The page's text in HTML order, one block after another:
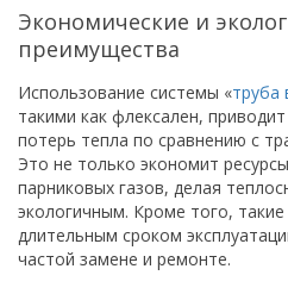
Экономические и
преимущества
Использование системы «труба
такими как флексален,
потерь тепла по сравнению с
Это не только экономит
парниковых газов, делая
экологичным. Кроме того,
длительным сроком
частой замене и ремонте.